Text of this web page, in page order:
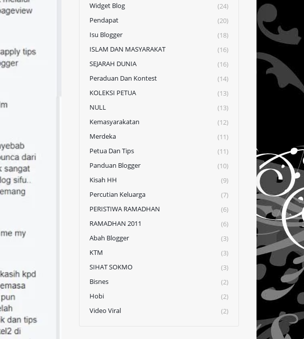
Widget Blog
(24)
Pendapat
(20)
Isu Blogger
(18)
ISLAM DAN MASYARAKAT
(16)
SEJARAH DUNIA
(16)
Peraduan Dan Kontest
(14)
KOLEKSI PETUA
(13)
NULL
(13)
Kemasyarakatan
(12)
Merdeka
(11)
Petua Dan Tips
(11)
Panduan Blogger
(10)
Kisah HH
(9)
Percutian Keluarga
(7)
PERISTIWA RAMADHAN
(6)
RAMADHAN 2011
(6)
Abah Blogger
(3)
KTM
(3)
SIHAT SOKMO
(3)
Bisnes
(2)
Hobi
(2)
Video Viral
(2)